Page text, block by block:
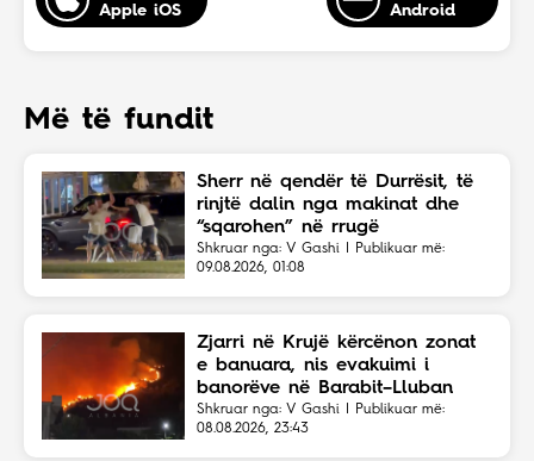
Apple iOS
Android
Më të fundit
Sherr në qendër të Durrësit, të
rinjtë dalin nga makinat dhe
“sqarohen” në rrugë
Shkruar nga: V Gashi | Publikuar më:
09.08.2026, 01:08
Zjarri në Krujë kërcënon zonat
e banuara, nis evakuimi i
banorëve në Barabit–Lluban
Shkruar nga: V Gashi | Publikuar më:
08.08.2026, 23:43